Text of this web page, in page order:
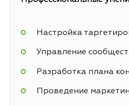
Настройка
Управление
Разработка плана
Проведение